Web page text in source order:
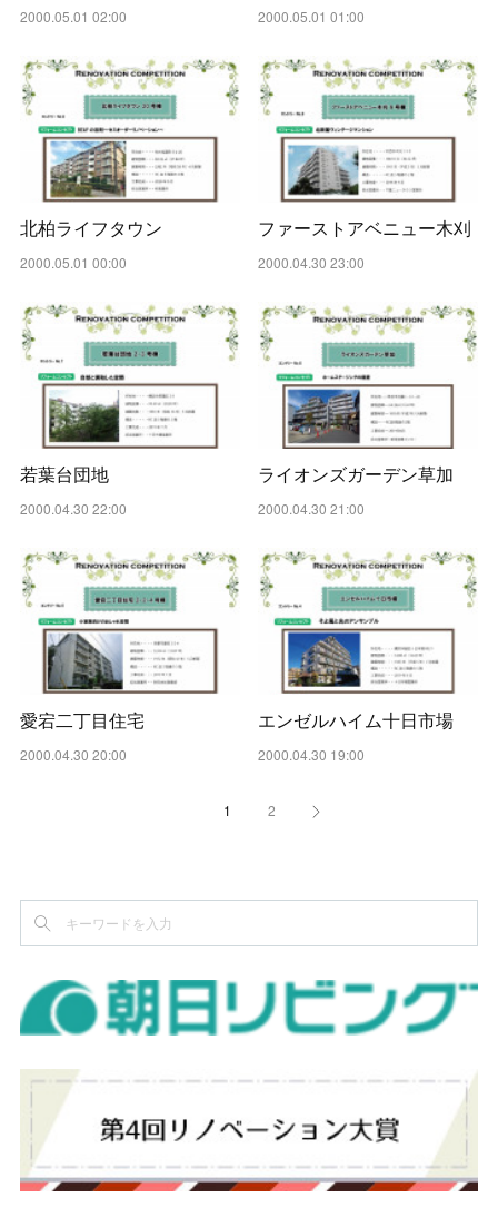
2000.05.01 02:00 2000.05.01 01:00
北柏ライフタウン
2000.05.01 00:00
ファーストアベニュー木刈
2000.04.30 23:00
若葉台団地
2000.04.30 22:00
ライオンズガーデン草加
2000.04.30 21:00
愛宕二丁目住宅
2000.04.30 20:00
エンゼルハイム十日市場
2000.04.30 19:00
1 2